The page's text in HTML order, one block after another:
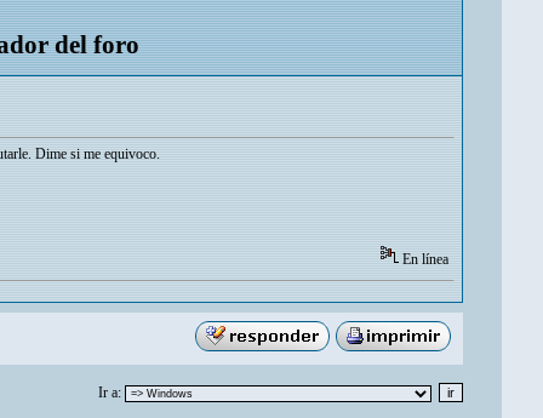
del foro
Dime si me equivoco.
En línea
Ir a: